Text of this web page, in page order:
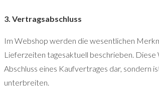
3. Vertragsabschluss
Im Webshop werden die wesentlichen
Lieferzeiten tagesaktuell beschrieben.
Abschluss eines Kaufvertrages dar, sondern
unterbreiten.